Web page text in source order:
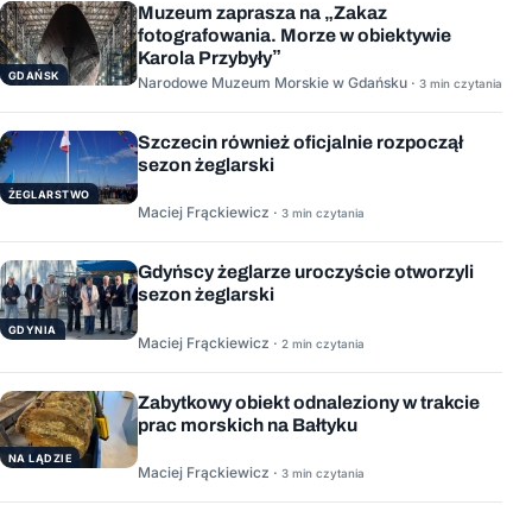
GDAŃSK
Muzeum zaprasza na „Zakaz
fotografowania. Morze w obiektywie
Karola Przybyły”
Narodowe Muzeum Morskie w Gdańsku · 3 min czytania
ŻEGLARSTWO
Szczecin również oficjalnie rozpoczął
sezon żeglarski
Maciej Frąckiewicz · 3 min czytania
GDYNIA
Gdyńscy żeglarze uroczyście otworzyli
sezon żeglarski
Maciej Frąckiewicz · 2 min czytania
NA LĄDZIE
Zabytkowy obiekt odnaleziony w trakcie
prac morskich na Bałtyku
Maciej Frąckiewicz · 3 min czytania